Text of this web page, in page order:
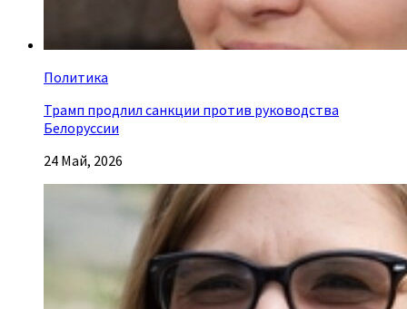
Политика
Трамп продлил санкции против руководства
Белоруссии
24 Май, 2026